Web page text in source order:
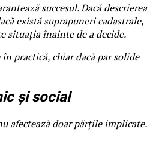
succesul. Dacă descrierea
există suprapuneri cadastrale,
situația înainte de a decide.
practică, chiar dacă par solide
și social
afectează doar părțile implicate.